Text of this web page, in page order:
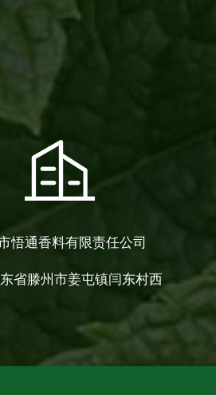
悟通香料有限责任公司
省滕州市姜屯镇闫东村西